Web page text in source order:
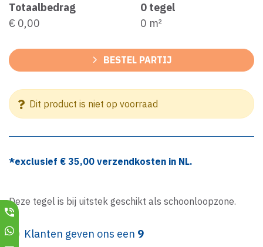
Totaalbedrag
€ 0,00
0 tegel
0 m²
BESTEL PARTIJ
Dit product is niet op voorraad
*exclusief € 35,00 verzendkosten in NL.
Deze tegel is bij uitstek geschikt als schoonloopzone.
Klanten geven ons een 9